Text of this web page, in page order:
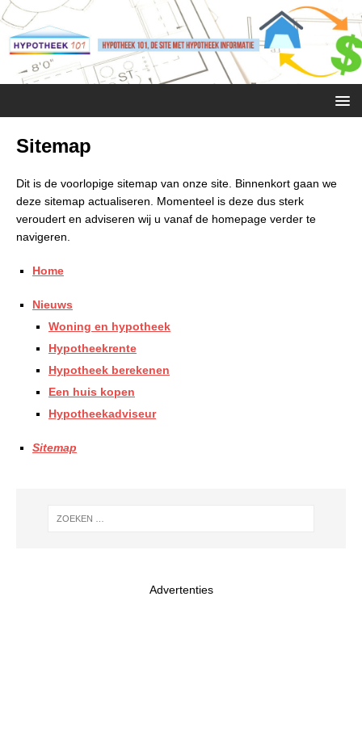
Sitemap
Dit is de voorlopige sitemap van onze site. Binnenkort gaan we
deze sitemap actualiseren. Momenteel is deze dus sterk
veroudert en adviseren wij u vanaf de homepage verder te
navigeren.
Home
Nieuws
Woning en hypotheek
Hypotheekrente
Hypotheek berekenen
Een huis kopen
Hypotheekadviseur
Sitemap
Advertenties